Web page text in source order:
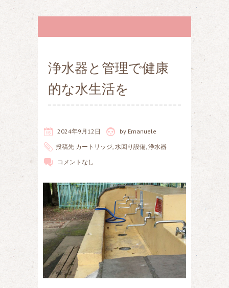
浄水器と管理で健康
的な水生活を
2024年9月12日 by Emanuele
投稿先 カートリッジ, 水回り設備, 浄水器
コメントなし